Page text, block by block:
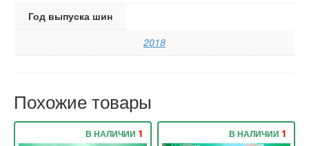
Год выпуска шин
2018
Похожие товары
В НАЛИЧИИ 1 В НАЛИЧИИ 1